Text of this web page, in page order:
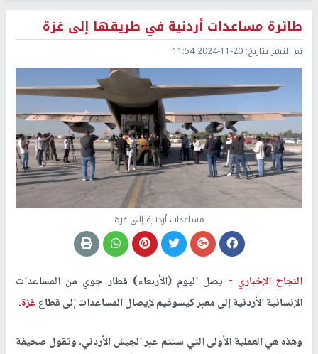
طائرة مساعدات أردنية في طريقها إلى غزة
تم النشر بتاريخ: 2024-11-20 11:54
مساعدات أردنية إلى غزة
النجاح الإخباري - يصل اليوم (الأربعاء) قطار جوي من المساعدات
الإنسانية الأردنية إلى معبر كيسوفيم لإيصال المساعدات إلى قطاعغزة.
وهذه هي العملية الأولى التي ستتم عبر الجيش الأردني، وتقول صحيفة